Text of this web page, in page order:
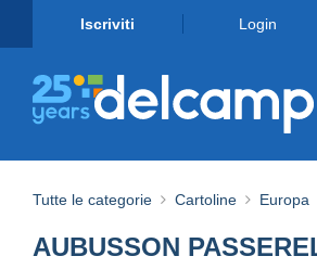
Iscriviti Login
Tutte le categorie Cartoline Europa
AUBUSSON